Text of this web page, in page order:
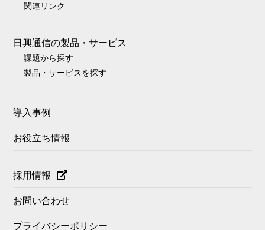
関連リンク
日興通信の製品・サービス
課題から探す
製品・サービスを探す
導入事例
お役立ち情報
採用情報
お問い合わせ
プライバシーポリシー